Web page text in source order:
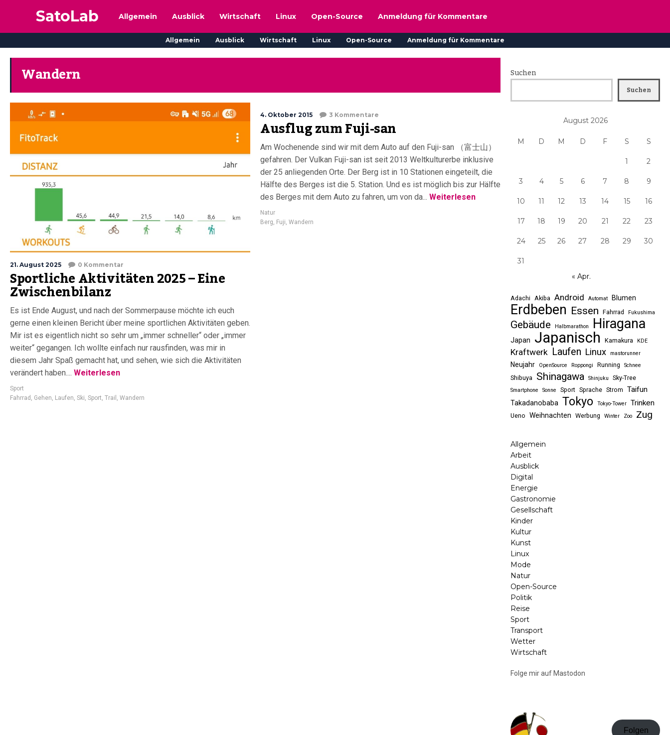
SatoLab Allgemein Ausblick Wirtschaft Linux Open-Source Anmeldung für Kommentare
Allgemein Ausblick Wirtschaft Linux Open-Source Anmeldung für Kommentare
Wandern
21. August 2025 0 Kommentar
Sportliche Aktivitäten 2025 – Eine
Zwischenbilanz
Es ist Ende August, und nach der Sommerpause möchte ich euch
gerne einen kleinen Bericht über meine sportlichen Aktivitäten geben.
Mir ist es eigentlich nicht so sehr um „immer schneller“ oder „immer
weiter“ gegangen. Ich wollte einfach nur rausfinden, was mir in
diesem Jahr Spaß gemacht hat, und sehen, wie sich die Aktivitäten
verändert haben.... Weiterlesen
Sport
Fahrrad , Gehen, Laufen, Ski, Sport, Trail , Wandern
4. Oktober 2015 3 Kommentare
Ausflug zum Fuji-san
Am Wochenende sind wir mit dem Auto auf den Fuji-san （富士山）
gefahren. Der Vulkan Fuji-san ist seit 2013 Weltkulturerbe inklusive
der 25 anliegenden Orte. Der Berg ist in 10 Stationen eingeteilt, die
Hälfte des Berges ist die 5. Station. Und es ist möglich bis zur Hälfte
des Berges mit dem Auto zu fahren, um von da... Weiterlesen
Natur
Berg, Fuji, Wandern
Suchen
Suchen
August 2026
M D M D F S S
1 2
3 4 5 6 7 8 9
10 11 12 13 14 15 16
17 18 19 20 21 22 23
24 25 26 27 28 29 30
31
« Apr.
Adachi Akiba Android Automat Blumen
Erdbeben Essen Fahrrad Fukushima
Gebäude Halbmarathon Hiragana
Japan Japanisch Kamakura KDE
Kraftwerk Laufen Linux mastorunner
Neujahr OpenSource Roppongi Running Schnee
Shibuya Shinagawa Shinjuku Sky-Tree
Smartphone Sonne Sport Sprache Strom Taifun
Takadanobaba Tokyo Tokyo-Tower Trinken
Ueno Weihnachten Werbung Winter Zoo Zug
Allgemein
Arbeit
Ausblick
Digital
Energie
Gastronomie
Gesellschaft
Kinder
Kultur
Kunst
Linux
Mode
Natur
Open-Source
Politik
Reise
Sport
Transport
Wetter
Wirtschaft
Folge mir auf Mastodon
Folgen